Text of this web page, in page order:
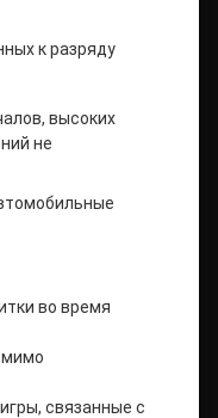
к разряду
высоких
не
во время
связанные с